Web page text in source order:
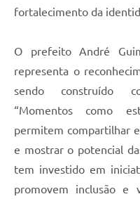
fortalecimento da
O prefeito André
representa o
sendo construído
“Momentos como
permitem compartilhar
e mostrar o potencial
tem investido em
promovem inclusão e